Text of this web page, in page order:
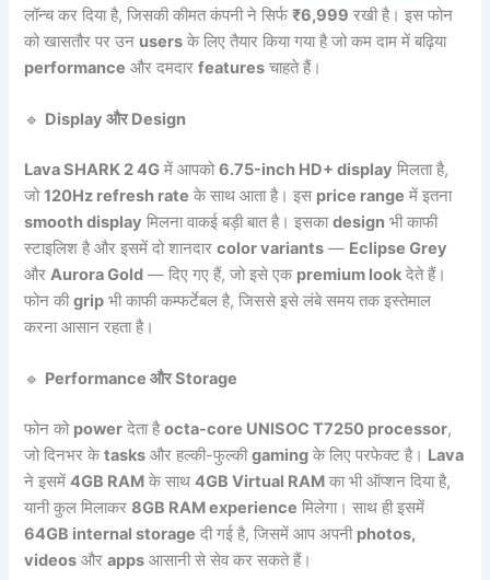
लॉन्च कर दिया है, जिसकी कीमत कंपनी ने सिर्फ₹6,999 रखी है। इस फोन
को खासतौर पर उन users के लिए तैयार किया गया है जो कम दाम में बढ़िया
performance और दमदारfeatures चाहते हैं।
🔹 Display और Design
Lava SHARK 2 4G में आपको6.75-inch HD+ display मिलता है,
जो120Hz refresh rate के साथ आता है। इस price range में इतना
smooth display मिलना वाकई बड़ी बात है। इसकाdesign भी काफी
स्टाइलिश है और इसमें दो शानदारcolor variants — Eclipse Grey
औरAurora Gold — दिए गए हैं, जो इसे एक premium look देते हैं।
फोन कीgrip भी काफी कम्फर्टेबल है, जिससे इसे लंबे समय तक इस्तेमाल
करना आसान रहता है।
🔹 Performance और Storage
फोन को power देता हैocta-core UNISOC T7250 processor,
जो दिनभर केtasks और हल्की-फुल्कीgaming के लिए परफेक्ट है। Lava
ने इसमें4GB RAM के साथ4GB Virtual RAM का भी ऑप्शन दिया है,
यानी कुल मिलाकर8GB RAM experience मिलेगा। साथ ही इसमें
64GB internal storage दी गई है, जिसमें आप अपनी photos,
videos औरapps आसानी से सेव कर सकते हैं।